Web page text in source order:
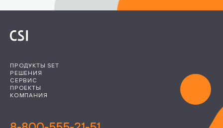
ПРОДУКТЫ SET
РЕШЕНИЯ
СЕРВИС
ПРОЕКТЫ
КОМПАНИЯ